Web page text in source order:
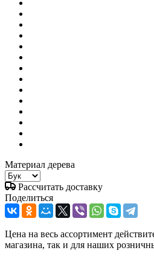
Материал дерева
Рассчитать доставку
Поделиться
Цена на весь ассортимент
магазина, так и для наших